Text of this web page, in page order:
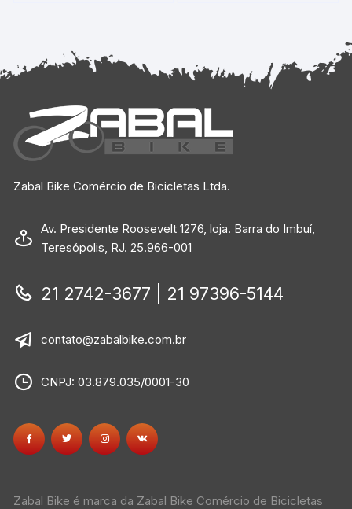
Zabal Bike Comércio de Bicicletas Ltda.
Av. Presidente Roosevelt 1276, loja. Barra do Imbuí,
Teresópolis, RJ. 25.966-001
21 2742-3677 | 21 97396-5144
contato@zabalbike.com.br
CNPJ: 03.879.035/0001-30
Zabal Bike é marca da Zabal Bike Comércio de Bicicletas